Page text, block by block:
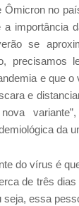
Ômicron no
importância
se
precisamos
e que o
e
da
do vírus é
de três
essa